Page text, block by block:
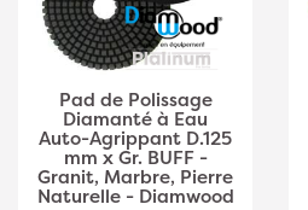
Pad de Polissage
Diamanté à Eau
Auto-Agrippant D.125
mm x Gr. BUFF -
Granit, Marbre, Pierre
Naturelle - Diamwood